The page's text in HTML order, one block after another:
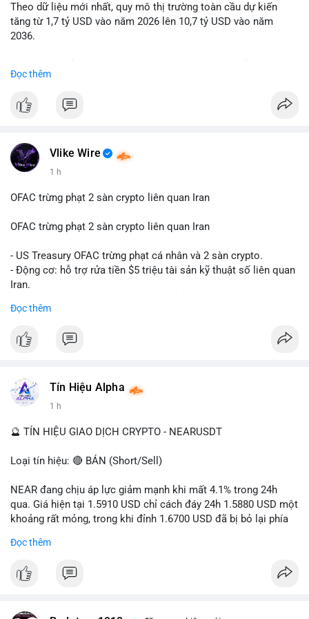
Lời khuyên: Nhà đầu tư nhỏ lẻ nên quan sát thêm 2-4 giờ sau
khi giao dịch được xác nhận, tránh hành động theo cảm xúc.
ưu tiên quản trị rủi ro trong giai đoạn biến động mạnh.
#btcmempool65k
Theo dữ liệu mới nhất, quy mô thị trường toàn cầu dự kiến
tăng từ 1,7 tỷ USD vào năm 2026 lên 10,7 tỷ USD vào năm
2036.
hàng năm (CAGR) ấn tượng lên tới 20,2%.
Điều gì đang thúc đẩy sự tăng trưởng vượt bậc này? Hãy cùng
Đọc thêm
Vlike Wire
1 h
OFAC trừng phạt 2 sàn crypto liên quan Iran
OFAC trừng phạt 2 sàn crypto liên quan Iran
- US Treasury OFAC trừng phạt cá nhân và 2 sàn crypto.
- Động cơ: hỗ trợ rửa tiền $5 triệu tài sản kỹ thuật số liên quan
Iran.
- Tác động: rủi ro cho thị trường crypto, tăng áp lực pháp lý.
#binancesquare
#vlikevn #titanbot
📰 Nguồn: Cointelegraph
Đọc thêm
Tín Hiệu Alpha
1 h
🔮 TÍN HIỆU GIAO DỊCH CRYPTO - NEARUSDT
Loại tín hiệu: 🔴 BÁN (Short/Sell)
NEAR đang chịu áp lực giảm mạnh khi mất 4.1% trong 24h
qua. Giá hiện tại 1.5910 USD chỉ cách đáy 24h 1.5880 USD một
khoảng rất mỏng, trong khi đỉnh 1.6700 USD đã bị bỏ lại phía
kiểm soát hoàn toàn. Khối lượng giao dịch 10.29 triệu NEAR
tiếp diễn.
Đọc thêm